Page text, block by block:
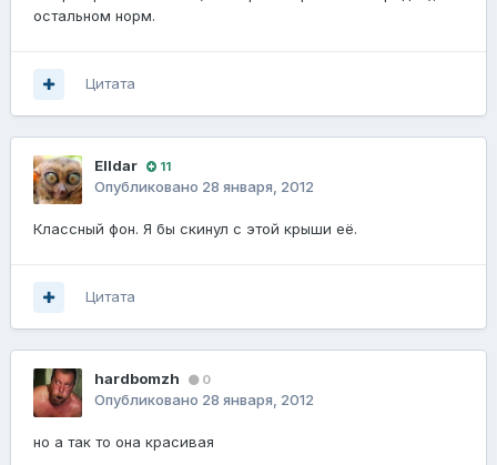
остальном норм.
Цитата
Elldar 11
Опубликовано 28 января, 2012
Классный фон. Я бы скинул с этой крыши её.
Цитата
hardbomzh 0
Опубликовано 28 января, 2012
но а так то она красивая